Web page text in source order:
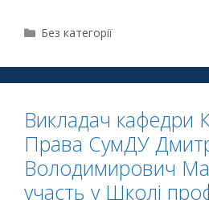
Без категорії
Викладач кафедри
Права СумДУ
Володимирович
участь у Школі